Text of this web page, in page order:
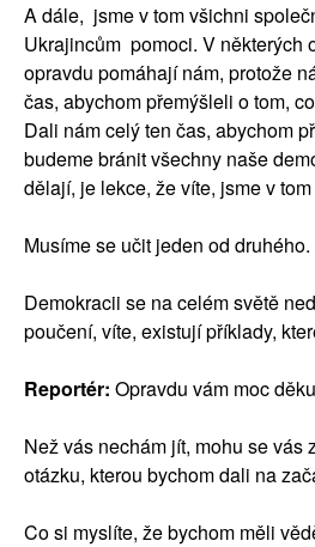
A dále, jsme v tom všichni
Ukrajincům pomoci. V některých
opravdu pomáhají nám, protože
čas, abychom přemýšleli o tom,
Dali nám celý ten čas, abychom
budeme bránit všechny naše
dělají, je lekce, že víte, jsme v
Musíme se učit jeden od druhého.
Demokracii se na celém světě
poučení, víte, existují příklady,
Reportér: Opravdu vám moc
Než vás nechám jít, mohu se vás
otázku, kterou bychom dali na
Co si myslíte, že bychom měli